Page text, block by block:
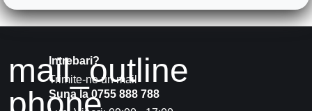
mail_outline
Intrebari?
Trimite-ne un mail
phone
Suna la 0755 888 788